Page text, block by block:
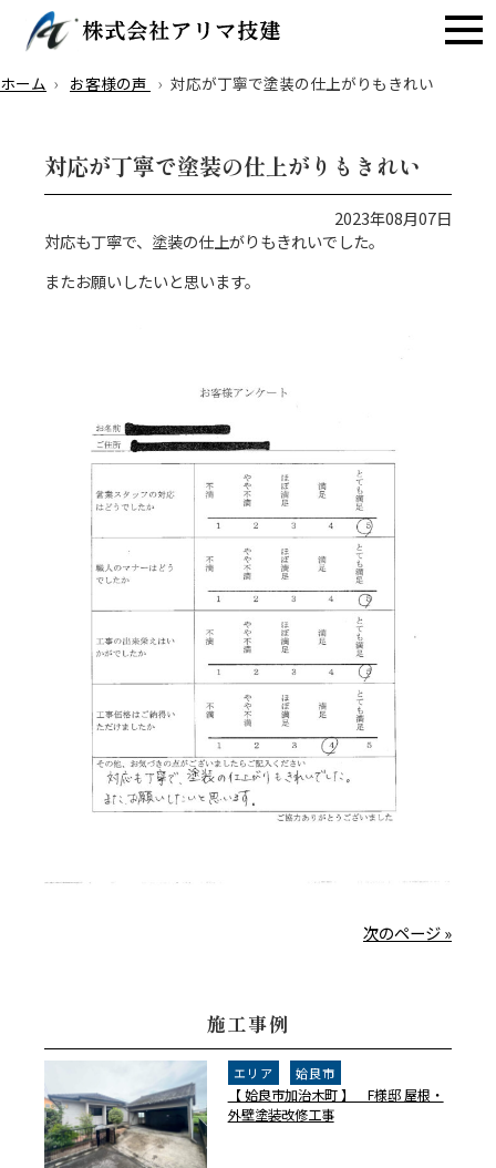
ホーム お客様の声 対応が丁寧で塗装の仕上がりもきれい
対応が丁寧で塗装の仕上がりもきれい
2023年08月07日
対応も丁寧で、塗装の仕上がりもきれいでした。
またお願いしたいと思います。
次のページ »
施工事例
エリア 姶良市
【 姶良市加治木町 】 F様邸 屋根・
外壁塗装改修工事